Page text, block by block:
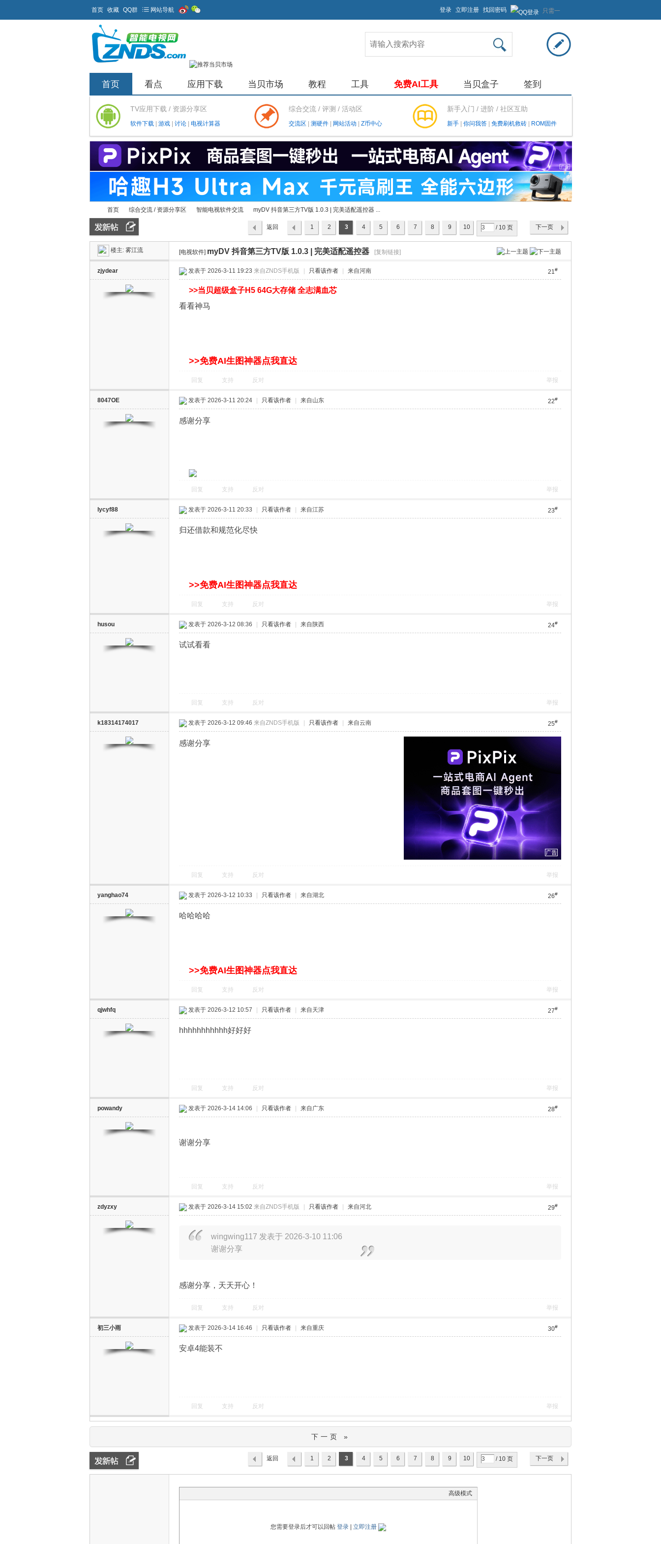
首页 收藏 QQ群 网站导航 只需一
步，快
速开始
登录 立即注册 找回密码
首页 看点 应用下载 当贝市场 教程 工具 免费AI工具 当贝盒子 签到
TV应用下载 / 资源分享区
软件下载 游戏 讨论 电视计算器
综合交流 / 评测 / 活动区
交流区 测硬件 网站活动 Z币中心
新手入门 / 进阶 / 社区互助
新手 你问我答 免费刷机救砖 ROM固件
»
首页
›
综合交流 / 资源分享区
›
智能电视软件交流
›
myDV 抖音第三方TV版 1.0.3 | 完美适配遥控器 ...
1 2 3 4 5 6 7 8 9 10 / 10 页 下一页
返回
列表
楼主: 雾江流 [电视软件] myDV 抖音第三方TV版 1.0.3 | 完美适配遥控器 [复制链接]
zjydear 21#
发表于 2026-3-11 19:23 来自ZNDS手机版 只看该作者 来自河南
>>当贝超级盒子H5 64G大存储 全志满血芯
看看神马
>>免费AI生图神器点我直达
回复 支持 反对 举报
8047OE 22#
发表于 2026-3-11 20:24 只看该作者 来自山东
感谢分享
回复 支持 反对 举报
lycyf88 23#
发表于 2026-3-11 20:33 只看该作者 来自江苏
归还借款和规范化尽快
>>免费AI生图神器点我直达
回复 支持 反对 举报
husou 24#
发表于 2026-3-12 08:36 只看该作者 来自陕西
试试看看
回复 支持 反对 举报
k18314174017 25#
发表于 2026-3-12 09:46 来自ZNDS手机版 只看该作者 来自云南
感谢分享
回复 支持 反对 举报
yanghao74 26#
发表于 2026-3-12 10:33 只看该作者 来自湖北
哈哈哈哈
>>免费AI生图神器点我直达
回复 支持 反对 举报
qjwhfq 27#
发表于 2026-3-12 10:57 只看该作者 来自天津
hhhhhhhhhhh好好好
回复 支持 反对 举报
powandy 28#
发表于 2026-3-14 14:06 只看该作者 来自广东
谢谢分享
回复 支持 反对 举报
zdyzxy 29#
发表于 2026-3-14 15:02 来自ZNDS手机版 只看该作者 来自河北
wingwing117 发表于 2026-3-10 11:06
谢谢分享
感谢分享，天天开心！
回复 支持 反对 举报
初三小雨 30#
发表于 2026-3-14 16:46 只看该作者 来自重庆
安卓4能装不
回复 支持 反对 举报
下一页 »
1 2 3 4 5 6 7 8 9 10 / 10 页 下一页
返回
高级模式
您需要登录后才可以回帖 登录 立即注册